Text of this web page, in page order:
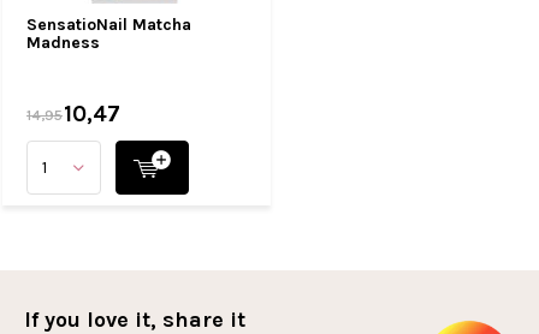
SensatioNail Matcha
Madness
14,9510,47
If you love it, share it